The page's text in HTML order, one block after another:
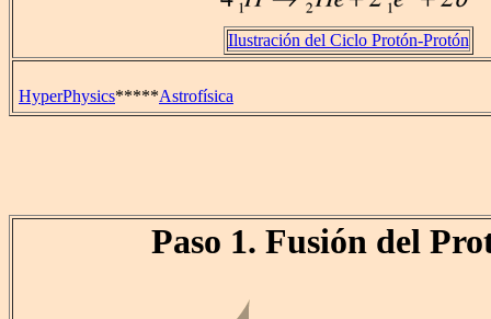
Ilustración del Ciclo Protón-Protón
HyperPhysics*****Astrofísica
Paso 1. Fusión del